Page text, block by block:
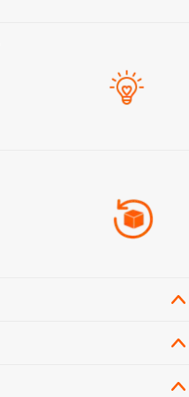
de droogtrommel, Strijken